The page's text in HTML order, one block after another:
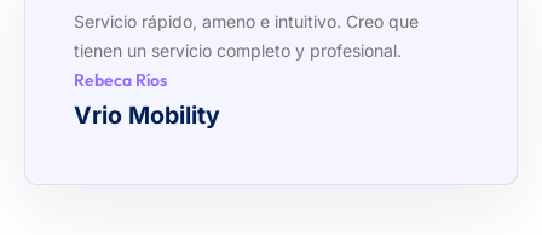
Servicio rápido, ameno e intuitivo. Creo que
tienen un servicio completo y profesional.
Rebeca Ríos
Vrio Mobility